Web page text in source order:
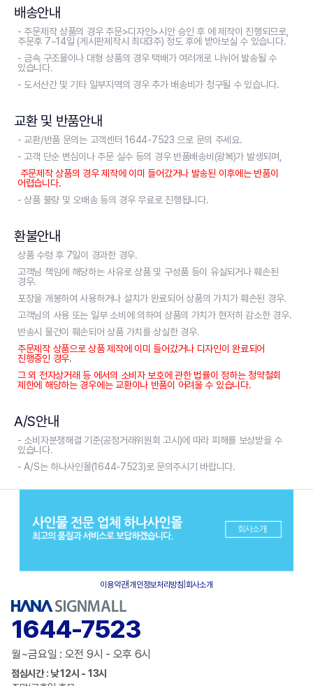
배송안내
- 주문제작 상품의 경우 주문>디자인>시안 승인 후 에 제작이 진행되므로,
주문후 7~14일 (게시판제작시 최대3주) 정도 후에 받아보실 수 있습니다.
- 금속 구조물이나 대형 상품의 경우 택배가 여러개로 나뉘어 발송될 수
있습니다.
- 도서산간 및 기타 일부지역의 경우 추가 배송비가 청구될 수 있습니다.
교환 및 반품안내
- 교환/반품 문의는 고객센터 1644-7523 으로 문의 주세요.
- 고객 단순 변심이나 주문 실수 등의 경우 반품배송비(왕복)가 발생되며,
주문제작 상품의 경우 제작에 이미 들어갔거나 발송된 이후에는 반품이
어렵습니다.
- 상품 불량 및 오배송 등의 경우 무료로 진행됩니다.
환불안내
상품 수령 후 7일이 경과한 경우.
고객님 책임에 해당하는 사유로 상품 및 구성품 등이 유실되거나 훼손된
경우.
포장을 개봉하여 사용하거나 설치가 완료되어 상품의 가치가 훼손된 경우.
고객님의 사용 또는 일부 소비에 의하여 상품의 가치가 현저히 감소한 경우.
반송시 물건이 훼손되어 상품 가치를 상실한 경우.
주문제작 상품으로 상품 제작에 이미 들어갔거나 디자인이 완료되어
진행중인 경우.
그 외 전자상거래 등 에서의 소비자 보호에 관한 법률이 정하는 청약철회
제한에 해당하는 경우에는 교환이나 반품이 어려울 수 있습니다.
A/S안내
- 소비자분쟁해결 기준(공정거래위원회 고시)에 따라 피해를 보상받을 수
있습니다.
- A/S는 하나사인몰(1644-7523)로 문의주시기 바랍니다.
이용약관|개인정보처리방침 회사소개
1644-7523
월~금요일 : 오전 9시 - 오후 6시
점심시간 : 낮 12시 - 13시